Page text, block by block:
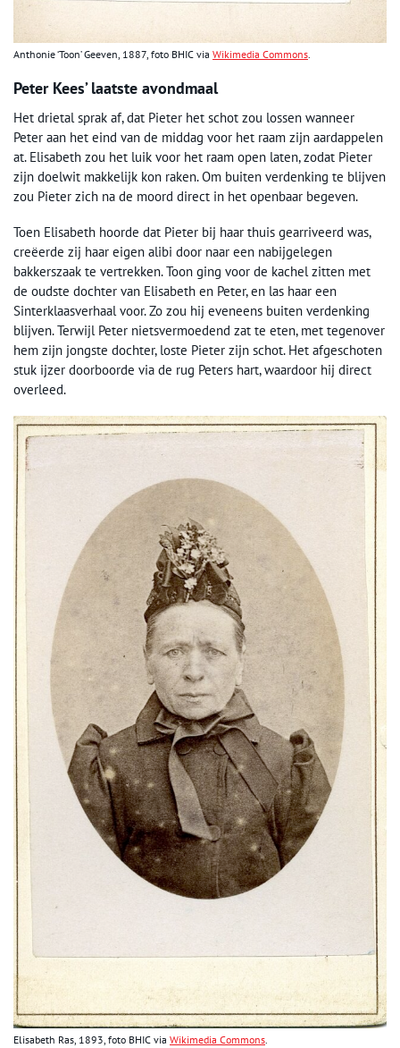
Anthonie ‘Toon’ Geeven, 1887, foto BHIC via Wikimedia Commons.
Peter Kees’ laatste avondmaal
Het drietal sprak af, dat Pieter het schot zou lossen wanneer
Peter aan het eind van de middag voor het raam zijn aardappelen
at. Elisabeth zou het luik voor het raam open laten, zodat Pieter
zijn doelwit makkelijk kon raken. Om buiten verdenking te blijven
zou Pieter zich na de moord direct in het openbaar begeven.
Toen Elisabeth hoorde dat Pieter bij haar thuis gearriveerd was,
creëerde zij haar eigen alibi door naar een nabijgelegen
bakkerszaak te vertrekken. Toon ging voor de kachel zitten met
de oudste dochter van Elisabeth en Peter, en las haar een
Sinterklaasverhaal voor. Zo zou hij eveneens buiten verdenking
blijven. Terwijl Peter nietsvermoedend zat te eten, met tegenover
hem zijn jongste dochter, loste Pieter zijn schot. Het afgeschoten
stuk ijzer doorboorde via de rug Peters hart, waardoor hij direct
overleed.
Elisabeth Ras, 1893, foto BHIC via Wikimedia Commons